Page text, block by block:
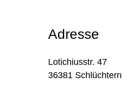
Adresse
Lotichiusstr. 47
36381 Schlüchtern